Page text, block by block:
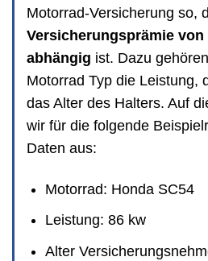
Motorrad-Versicherung so,
Versicherungsprämie
abhängig ist. Dazu
Motorrad Typ die Leistung,
das Alter des Halters. Auf
wir für die folgende
Daten aus:
Motorrad: Honda SC54
Leistung: 86 kw
Alter